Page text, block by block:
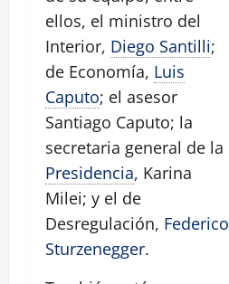
ellos, el ministro del
Interior, Diego Santilli;
de Economía, Luis
Caputo; el asesor
Santiago Caputo; la
secretaria general de la
Presidencia, Karina
Milei; y el de
Desregulación, Federico
Sturzenegger.